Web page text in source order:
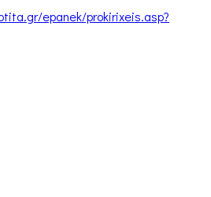
epanek/prokirixeis.asp?